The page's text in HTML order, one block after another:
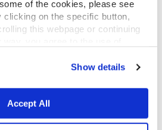
of the cookies, please see
clicking on the specific button,
this webpage or continuing
Show details
Accept All
2 kg